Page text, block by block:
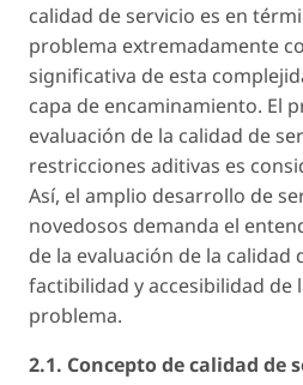
calidad de servicio es en
problema extremadamente
significativa de esta
capa de encaminamiento. El
evaluación de la calidad de
restricciones aditivas es
Así, el amplio desarrollo de
novedosos demanda el
de la evaluación de la calidad
factibilidad y accesibilidad de
problema.
2.1. Concepto de calidad de